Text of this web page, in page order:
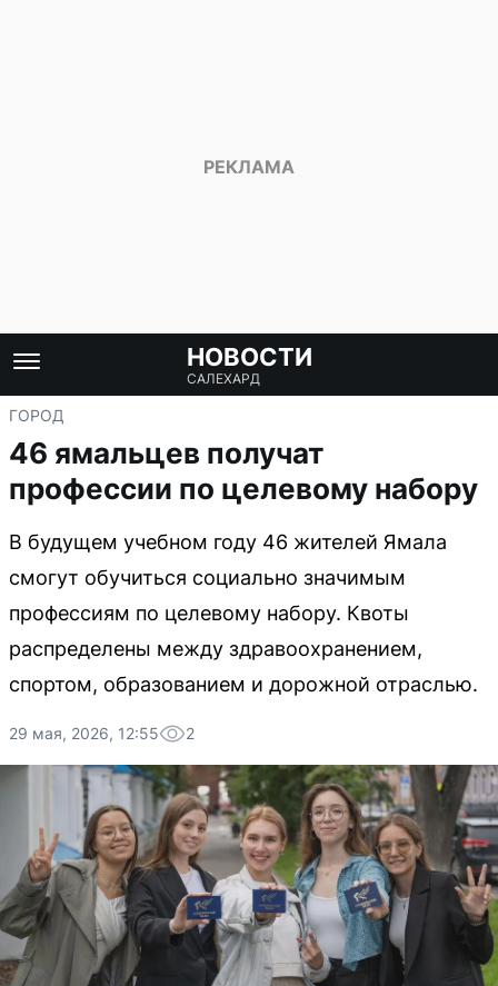
НОВОСТИ
САЛЕХАРД
ГОРОД
46 ямальцев получат
профессии по целевому набору
В будущем учебном году 46 жителей Ямала
смогут обучиться социально значимым
профессиям по целевому набору. Квоты
распределены между здравоохранением,
спортом, образованием и дорожной отраслью.
29 мая, 2026, 12:55 2